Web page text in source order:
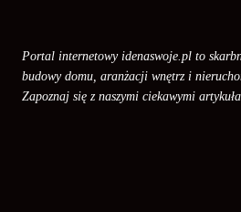
Portal internetowy idenaswoje.pl to
budowy domu, aranżacji wnętrz i
Zapoznaj się z naszymi ciekawymi